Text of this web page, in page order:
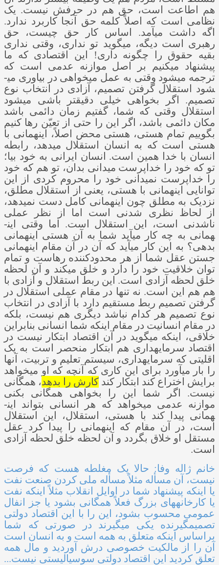
هم اطاعت است، حق هم در حرفش نیست. یک
نظامی است که اصلاً کلمه حق آنجا کاربرد ندارد.
اگه داشت می­آمد. اساس کار حق چیست، حق
رهبری است دیگه، می­گوید تو نداری، وقتی نداری
بقیه حقوق را چگونه داری! این اقتصادی که ما
پیشنهاد می­کنیم بر اصل موازنه عدمی است که
ترجمه می­شود وقتی به عمل می­خواهی در بیاوری می­
شود استقلال گرفتن تصمیم، آزادی در انتخاب نوع
تصمیم. اگر بخواهی خیلی دقیق­تر باشی می­شود
استقلال وقتی که شما، گفتیم زمان دائمی باشد
مکان دائمی باشد، اگر این را حتی از تعیّن رها کنیم
بگوییم تمام هستی، هستی محض اصلاً، این­همانی با
هستی است که به انسان استقلال می­دهد، رابطه
انسان با خدا همین است. انسان ایرانی به خود بیا؛
تو که خود را خداپرست می­دانی بدان، تو هم که خود
را خداپرست نمی­دانی خود را محروم کردی از این
توانایی این­همانی با هستی، یعنی از استقلال مطلق،
نزدیک به مطلق چون این­همانی کامل دست نمی­دهد،
از لحاظ نظری شدنی است اما از نظر عملی
ناشدنی است، این استقلال است. اما وقتی این­
همانی به چه کار می­آید شما به آن هستی این­همانی
بدهی؟ به این کار می­آید که آن در آن مقام این­همانی
جستن عقل شما از هر محدودکننده رهاست و تمام
توان خلاقیت خود را دارد و خلق می­کند و آن لحظه
خلق لحظه آزادی است. این ربط استقلال و آزادی با
هم هم این است. نه تنها در مقام عملی استقلال در
گرفتن تصمیم ربط مستقیم دارد با آزادی در انتخاب
نوع تصمیم هر کدام نباشد دیگری هم نیست، بلکه
در مقام انسانیت در مقام اینکه شما انسانی بنابراین
خلاقی، اینکه می­گوید در آن اقتصاد ابتکار نیست در
اقتصاد سرمایه­داری هم ابتکار منحصر است به یک
اقلیتی که سرمایه­داری، سیستم تعلیم و تربیت، آنها
را بار می­آورد برای این کاری که آنچه که او می­خواهد
برایش اختراع کند ابتکار کند کارش را بدهد، همگانی
نیست. اگر شما این را بخواهی همگانی بکنی
موازنه عدمی می­خواهد که هر انسانی بتواند این­
همانی پیدا کند با هستی، استقلال، این استقلال
است، در آن مقام که این­همانی را پیدا کرد عقل
مستقل او خلاق بگردد و آن لحظه خلق لحظه آزادی
است.
خانم ژاله وفا: حالا یک مغلطه هست که فرصت
نیست، آن مسأله مثلاً مسأله ملی کردن صنعت نفت
یا اینکه پیشنهاد شما در اوایل انقلاب مثلاً اینکه نفت
یا کارخانه­های بزرگ فعلاً همگانی بشود یا جز انفال
عمومی محسوب بشود، این را با این اقتصاد دولتی
تصمیم­گیرنده یکی می­گیرند در صورتی که شما
براساس اینکه متعلق به همه است و به انسان است
آن را از مالکیت خصوصی درش آوردید و مال همه
تعلق کردید این اقتصاد دولتی سوسیالیستی نیست...